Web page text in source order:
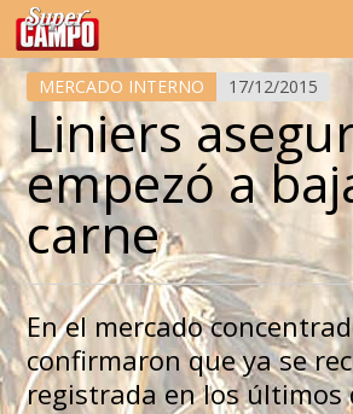
Temas de hoy
MERCADO INTERNO 17/12/2015
Liniers
empezó a
carne
En el mercado
confirmaron que ya se
registrada en los últimos